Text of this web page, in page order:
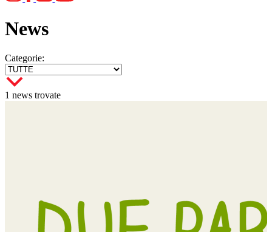
News
Categorie:
1 news trovate